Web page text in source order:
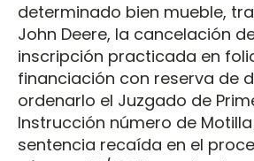
determinado bien mueble,
John Deere, la cancelación
inscripción practicada en
financiación con reserva de
ordenarlo el Juzgado de
Instrucción número de
sentencia recaída en el